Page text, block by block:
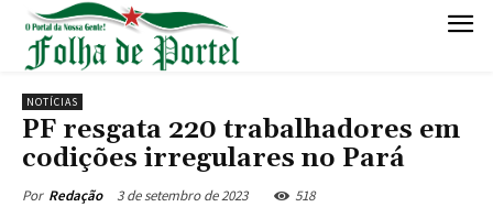
NOTÍCIAS
PF resgata 220 trabalhadores em
codições irregulares no Pará
Por Redação 3 de setembro de 2023 518